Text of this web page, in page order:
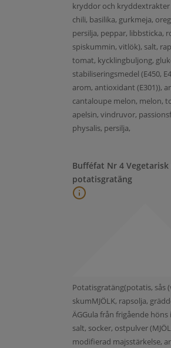
kryddor och kryddextrakter
chili, basilika, gurkmeja,
persilja, peppar, libbsticka,
spiskummin, vitlök), salt,
tomat, kycklingbuljong,
stabiliseringsmedel (E450,
arom, antioxidant (E301)),
cantaloupe melon, melon,
apelsin, vindruvor,
physalis, persilja,
Bufféfat Nr 4 Vegetarisk
potatisgratäng
Potatisgratäng(potatis, sås
skumMJÖLK, rapsolja,
ÄGGula från frigående höns
salt, socker, ostpulver
modifierad majsstärkelse,